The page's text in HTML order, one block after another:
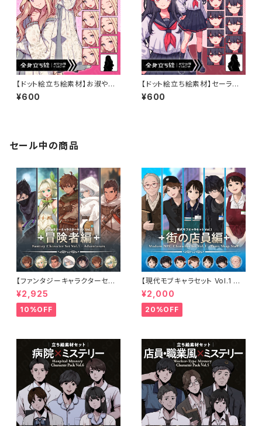
【ドット絵立ち絵素材】お淑やか
な雰囲気の金髪ロングヘアの女
性キャラクターイラスト・町娘・お
¥600
【ドット絵立ち絵素材】セーラー
服を着た黒髪ロングヘアの勝気
な女子中学生のイラスト・現代・
¥600
セール中の商品
【ファンタジーキャラクターセット
Vol.1 冒険者編】冒険者・弓使
い・戦士・僧侶・アサシンの立ち
絵素材5人セット・表情差分あり
¥2,925
10%OFF
【現代モブキャラセット Vol.1 街
の店員編】コンビニ・ファストフ
ード・スーパー・古本屋・オタク
店員の立ち絵素材5人セット・表
情差分あり
¥2,000
20%OFF